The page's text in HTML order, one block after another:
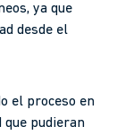
ya que
desde el
el proceso en
que pudieran